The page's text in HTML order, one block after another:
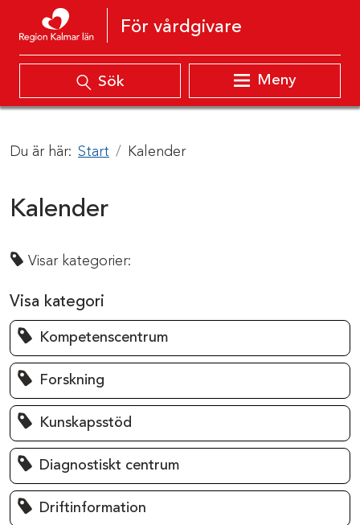
Hoppa till innehåll
För vårdgivare
Sök Meny
Du är här: Start Kalender
Kalender
Visar kategorier:
Visa kategori
Kompetenscentrum
Forskning
Kunskapsstöd
Diagnostiskt centrum
Driftinformation